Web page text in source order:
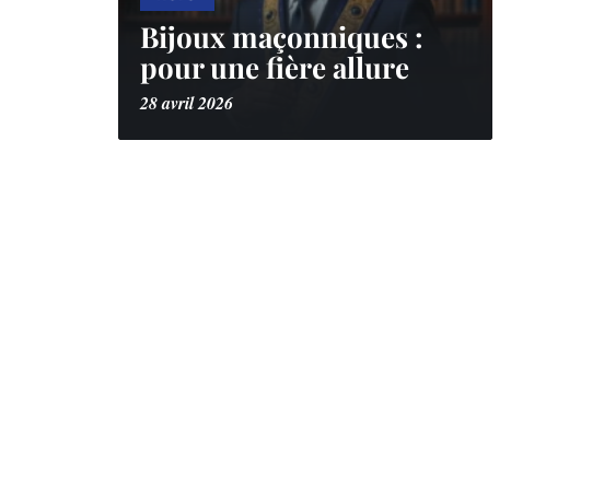
Bijoux maçonniques :
pour une fière allure
28 avril 2026